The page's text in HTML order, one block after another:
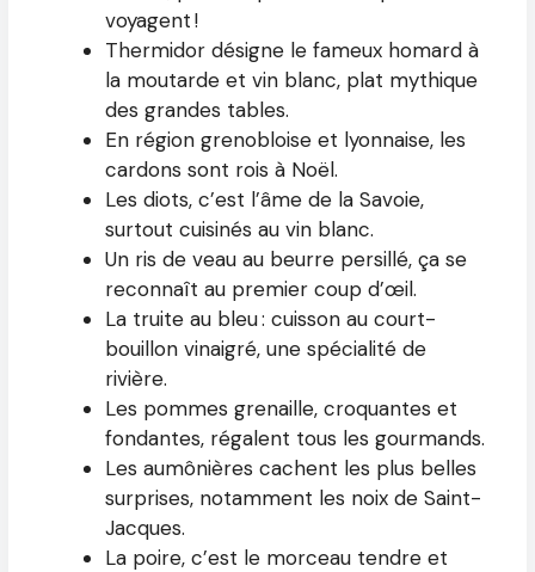
voyagent !
Thermidor désigne le fameux homard à
la moutarde et vin blanc, plat mythique
des grandes tables.
En région grenobloise et lyonnaise, les
cardons sont rois à Noël.
Les diots, c’est l’âme de la Savoie,
surtout cuisinés au vin blanc.
Un ris de veau au beurre persillé, ça se
reconnaît au premier coup d’œil.
La truite au bleu : cuisson au court-
bouillon vinaigré, une spécialité de
rivière.
Les pommes grenaille, croquantes et
fondantes, régalent tous les gourmands.
Les aumônières cachent les plus belles
surprises, notamment les noix de Saint-
Jacques.
La poire, c’est le morceau tendre et